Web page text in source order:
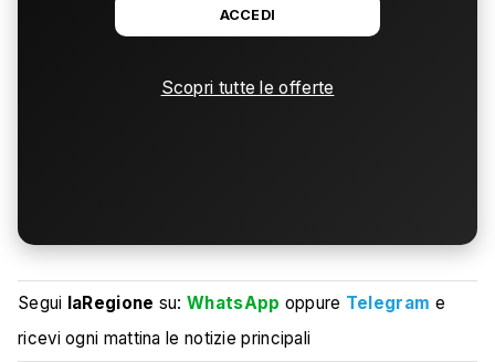
ACCEDI
Scopri tutte le offerte
Segui laRegione su:WhatsApp oppure Telegram e
ricevi ogni mattina le notizie principali